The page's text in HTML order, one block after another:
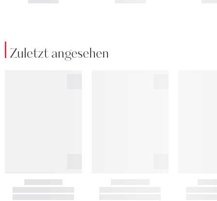
Zuletzt angesehen